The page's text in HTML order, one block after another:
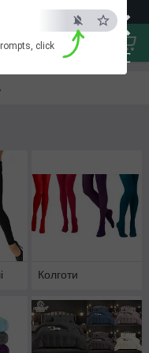
×
ESC
click
Колготи